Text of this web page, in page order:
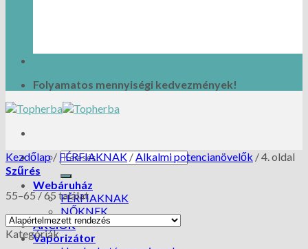
Folyamatos mennyiségi kedvezmények!
Webáruház
FÉRFIAKNAK
NŐKNEK
AKCIÓK
Vaporizátor
Kezdőlap / FÉRFIAKNAK /Alkalmi potencianövelők /4. oldal
Szűrés
55–65 / 65 találat
Kategóriák